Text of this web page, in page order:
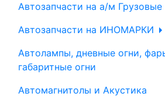
Автозапчасти на а/м Грузовые
Автозапчасти на ИНОМАРКИ
Автолампы, дневные огни,
габаритные огни
Автомагнитолы и Акустика